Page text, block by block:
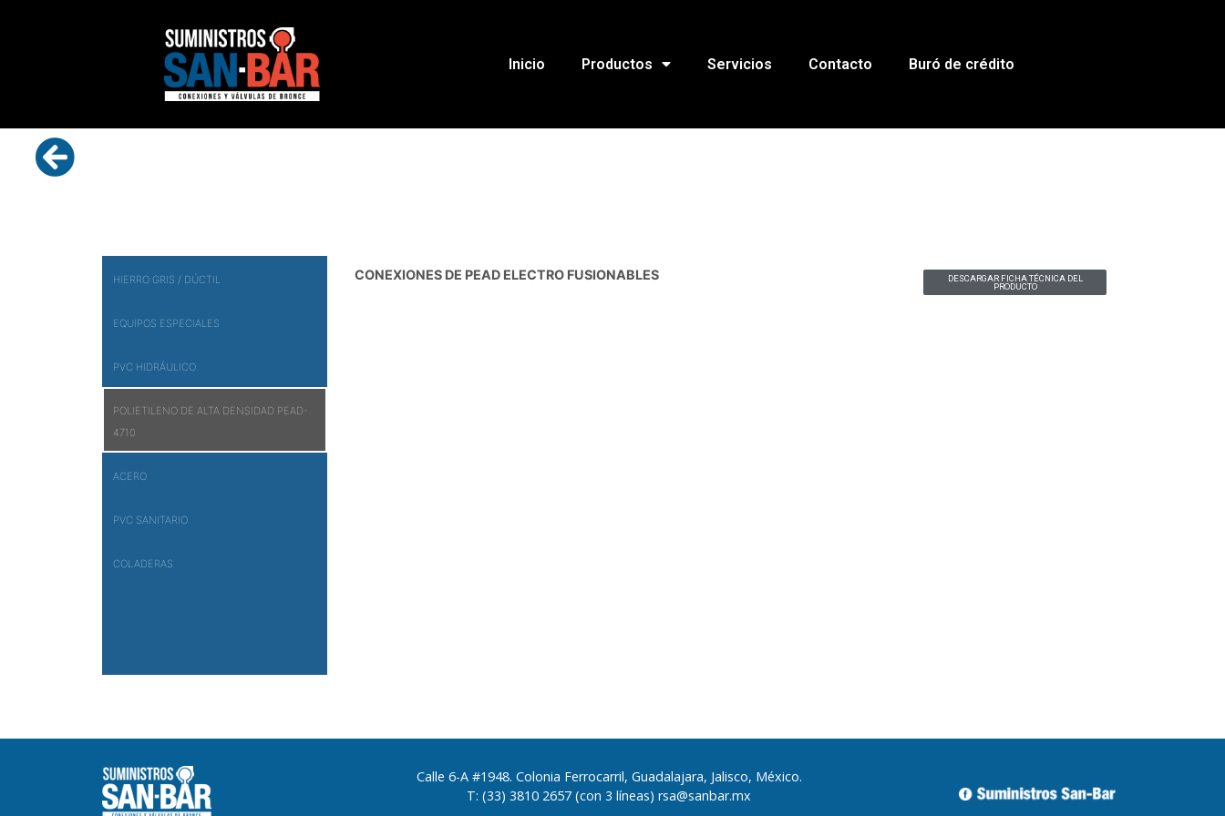
Inicio Productos Servicios Contacto Buró de crédito
HIERRO GRIS / DÚCTIL
EQUIPOS ESPECIALES
PVC HIDRÁULICO
POLIETILENO DE ALTA DENSIDAD PEAD-
4710
ACERO
PVC SANITARIO
COLADERAS
CONEXIONES DE PEAD ELECTRO FUSIONABLES
DESCARGAR FICHA TÉCNICA DEL
PRODUCTO
Calle 6-A #1948. Colonia Ferrocarril, Guadalajara, Jalisco, México.
T: (33) 3810 2657 (con 3 líneas) rsa@sanbar.mx